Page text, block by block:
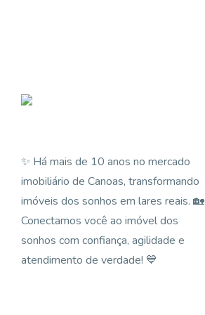
✨ Há mais de 10 anos no mercado
imobiliário de Canoas, transformando
imóveis dos sonhos em lares reais. 🏡
Conectamos você ao imóvel dos
sonhos com confiança, agilidade e
atendimento de verdade! 💙